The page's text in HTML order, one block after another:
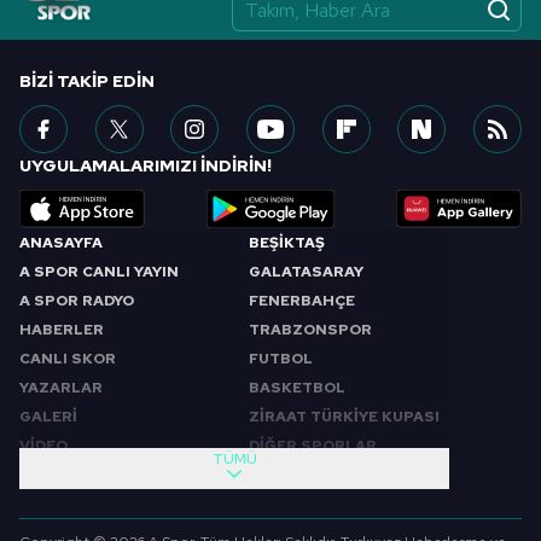
vasıtasıyla belirleyebilirsiniz. Çerezlere ilişkin detaylı bilgi
için Ayarlar butonuna tıklayabilir,Çerez Bilgilendirme
Metnimizi
ziyaret edebilirsiniz.
6698 sayılı Kişisel Verilerin Korunması Kanunu uyarınca
hazırlanmış Aydınlatma Metnimizi okumak ve sitemizde
almak için lütfen
tıklayınız.
ANASAYFA
A SPOR CANLI YAYIN
A SPOR RADYO
HABERLER
CANLI SKOR
YAZARLAR
GALERİ
VİDEO
BEŞİKTAŞ
GALATASARAY
FENERBAHÇE
TRABZONSPOR
FUTBOL
BASKETBOL
ZİRAAT TÜRKİYE KUPASI
DİĞER SPORLAR
SABAH SPORU
FUTBOL
TÜMÜ
BIZI TAKIP EDIN
UYGULAMALARIMIZI İNDİRİN!